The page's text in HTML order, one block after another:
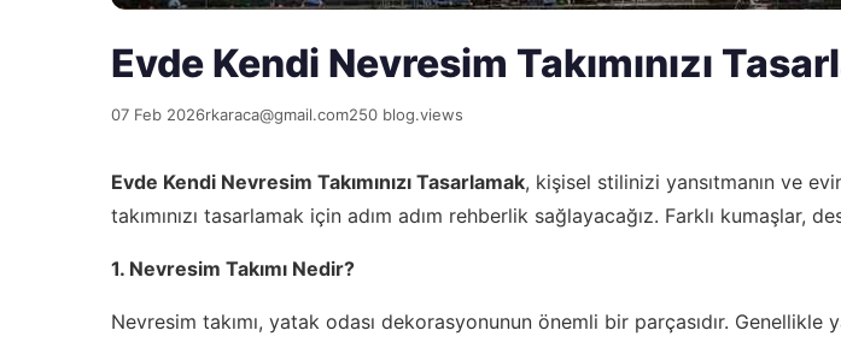
Evde Kendi Nevresim Takımınızı
07 Feb 2026rkaraca@gmail.com250 blog.views
Evde Kendi Nevresim Takımınızı Tasarlamak, kişisel stilinizi yansıtmanın ve
takımınızı tasarlamak için adım adım rehberlik sağlayacağız. Farklı kumaşlar,
1. Nevresim Takımı Nedir?
Nevresim takımı, yatak odası dekorasyonunun önemli bir parçasıdır. Genellikle